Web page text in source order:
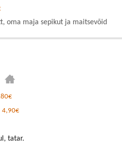
oma maja sepikut ja maitsevõid
4,90€
tatar.